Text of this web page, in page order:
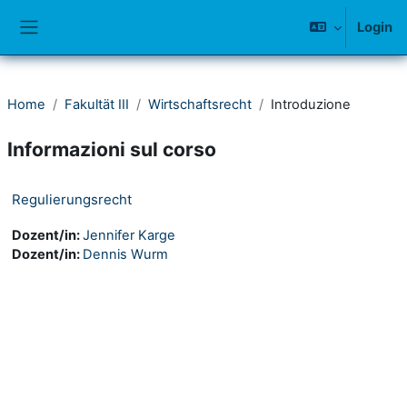
Login
Home Fakultät III Wirtschaftsrecht Introduzione
Informazioni sul corso
Regulierungsrecht
Dozent/in:Jennifer Karge
Dozent/in: Dennis Wurm